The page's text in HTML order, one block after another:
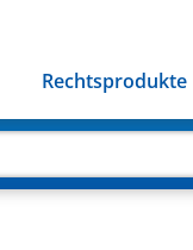
Rechtsprodukte